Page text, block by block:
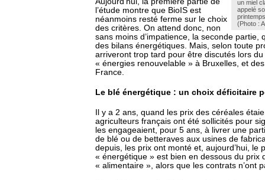
un miel
appelé
(Photo :
l’étude montre que BioIS est
néanmoins resté ferme sur le choix
des critères. On attend donc, non
sans moins d’impatience, la seconde partie,
des bilans énergétiques. Mais, selon toute
arriveront trop tard pour être discutés lors
« énergies renouvelable » à Bruxelles, et
France.
Le blé énergétique : un choix déficitaire
Il y a 2 ans, quand les prix des céréales
agriculteurs français ont été sollicités pour
les engageaient, pour 5 ans, à livrer une
de blé ou de betteraves aux usines de
depuis, les prix ont monté et, aujourd’hui, le
« énergétique » est bien en dessous du prix
« alimentaire », alors que les contrats n’ont